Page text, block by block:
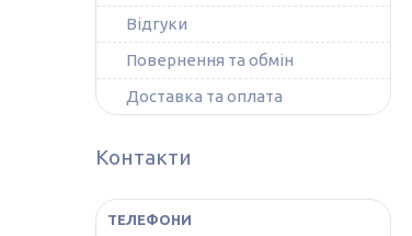
Відгуки
Повернення та обмін
Доставка та оплата
Контакти